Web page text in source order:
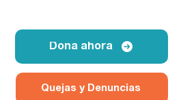
Dona ahora
Quejas y Denuncias